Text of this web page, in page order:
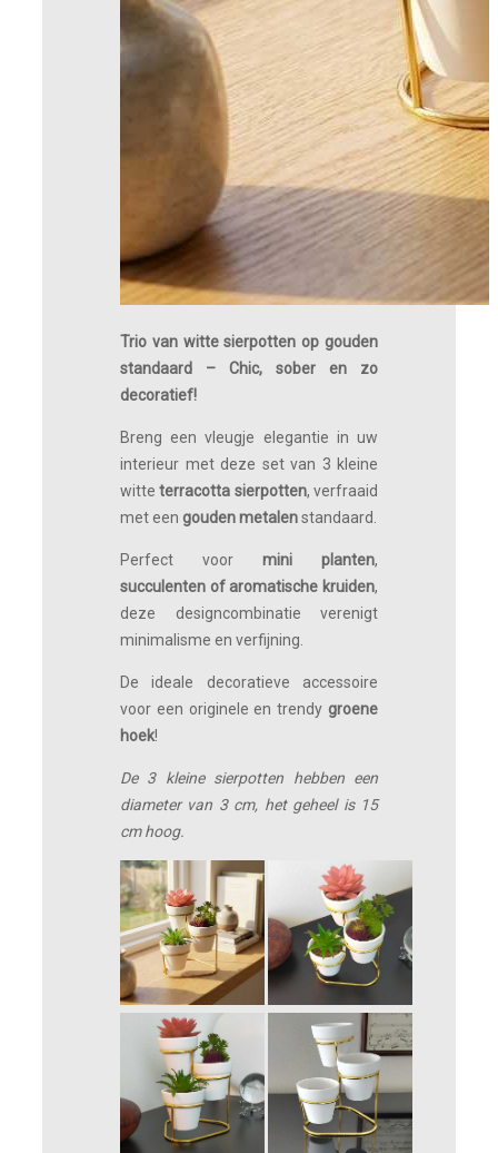
Trio van witte sierpotten op gouden
standaard – Chic, sober en zo
decoratief!
Breng een vleugje elegantie in uw
interieur met deze set van 3 kleine
witteterracotta sierpotten, verfraaid
met een gouden metalenstandaard.
Perfect voor mini planten,
succulenten of aromatische kruiden,
deze designcombinatie verenigt
minimalisme en verfijning.
De ideale decoratieve accessoire
voor een originele en trendy groene
hoek!
De 3 kleine sierpotten hebben een
diameter van 3 cm, het geheel is 15
cm hoog.